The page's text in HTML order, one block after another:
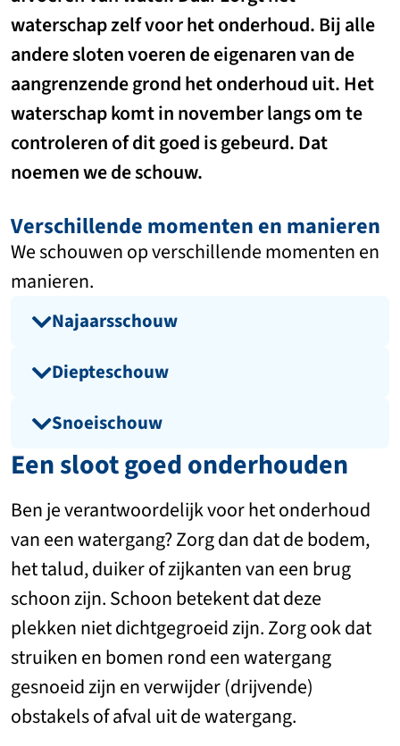
waterschap zelf voor het onderhoud. Bij alle
andere sloten voeren de eigenaren van de
aangrenzende grond het onderhoud uit. Het
waterschap komt in november langs om te
controleren of dit goed is gebeurd. Dat
noemen we de schouw.
Verschillende momenten en manieren
We schouwen op verschillende momenten en
manieren.
Najaarsschouw
Diepteschouw
Snoeischouw
Een sloot goed onderhouden
Ben je verantwoordelijk voor het onderhoud
van een watergang? Zorg dan dat de bodem,
het talud, duiker of zijkanten van een brug
schoon zijn. Schoon betekent dat deze
plekken niet dichtgegroeid zijn. Zorg ook dat
struiken en bomen rond een watergang
gesnoeid zijn en verwijder (drijvende)
obstakels of afval uit de watergang.